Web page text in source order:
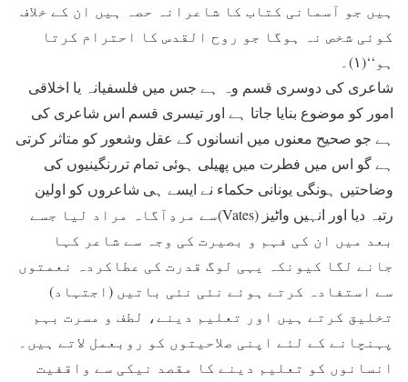
ہیں جو آسمانی کتاب کا شاعرانہ حصہ ہیں ان کے خلاف
کوئی شخص نہ ہوگا جو روح القدس کا احترام کرتا
ہو‘‘(۱)۔
شاعری کی دوسری قسم وہ ہے جس میں فلسفیانہ یا اخلاقی
امور کو موضوع بنایا جاتا ہے اور تیسری قسم اس شاعری کی
ہے جو صحیح معنوں میں انسانوں کے عقل وشعور کو متاثر کرتی
ہے گو اس میں فطرت میں پھیلی ہوئی تمام تررنگینیوں کی
وضاحتیں ہونگی یونانی حکماء نے ایسے ہی شاعروں کو اولین
رتبہ دیا اور انہیں واٹیز (Vates)سے مردِآگاہ مراد لیا جسے
بعد میں ان کی فہم و بصیرت کی وجہ سے شاعر کہا
جانے لگا کیونکہ یہی لوگ قدرت کی عطاکردہ نعمتوں
سے استفادہ کرتے ہوئے نئی نئی باتیں (اجتہاد)
تخلیق کرتے ہیں اور تعلیم دینے، لطف و مسرت بہم
پہنچانے کے لئے اپنی صلاحیتوں کو روبعمل لاتے ہیں۔
انسانوں کو تعلیم دینے کا مقصد نیکی سے واقفیت